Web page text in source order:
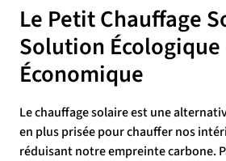
Le Petit Chauffage
Solution
Économique
Le chauffage solaire est une
en plus prisée pour chauffer nos
réduisant notre empreinte carbone.